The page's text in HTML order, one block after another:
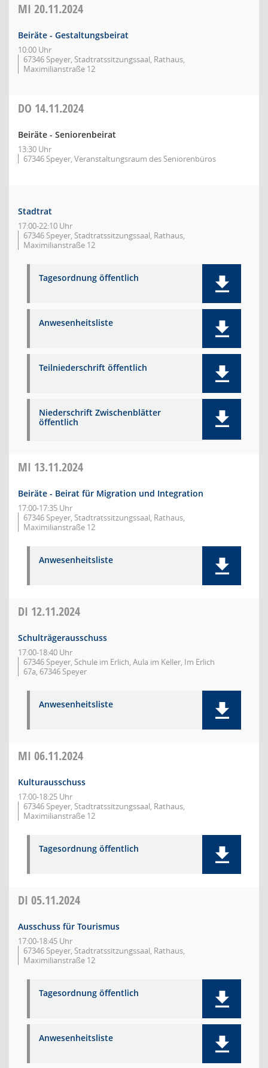
MI 20.11.2024
Beiräte - Gestaltungsbeirat
10:00 Uhr
67346 Speyer, Stadtratssitzungssaal, Rathaus,
Maximilianstraße 12
DO 14.11.2024
Beiräte - Seniorenbeirat
13:30 Uhr
67346 Speyer, Veranstaltungsraum des Seniorenbüros
Stadtrat
17:00-22:10 Uhr
67346 Speyer, Stadtratssitzungssaal, Rathaus,
Maximilianstraße 12
Tagesordnung öffentlich
Anwesenheitsliste
Teilniederschrift öffentlich
Niederschrift Zwischenblätter
öffentlich
MI 13.11.2024
Beiräte - Beirat für Migration und Integration
17:00-17:35 Uhr
67346 Speyer, Stadtratssitzungssaal, Rathaus,
Maximilianstraße 12
Anwesenheitsliste
DI 12.11.2024
Schulträgerausschuss
17:00-18:40 Uhr
67346 Speyer, Schule im Erlich, Aula im Keller, Im Erlich
67a, 67346 Speyer
Anwesenheitsliste
MI 06.11.2024
Kulturausschuss
17:00-18:25 Uhr
67346 Speyer, Stadtratssitzungssaal, Rathaus,
Maximilianstraße 12
Tagesordnung öffentlich
DI 05.11.2024
Ausschuss für Tourismus
17:00-18:45 Uhr
67346 Speyer, Stadtratssitzungssaal, Rathaus,
Maximilianstraße 12
Tagesordnung öffentlich
Anwesenheitsliste